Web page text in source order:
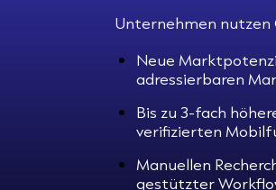
Unternehmen nutzen
Neue
adressierbaren
Bis zu 3-fach
verifizierten
Manuellen
gestützter